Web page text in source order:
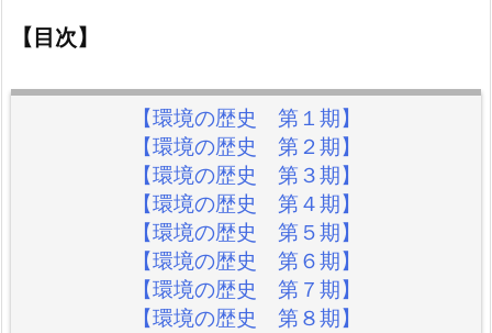
【目次】
【環境の歴史 第１期】
【環境の歴史 第２期】
【環境の歴史 第３期】
【環境の歴史 第４期】
【環境の歴史 第５期】
【環境の歴史 第６期】
【環境の歴史 第７期】
【環境の歴史 第８期】